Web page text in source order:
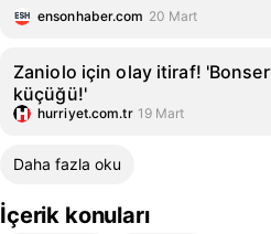
ensonhaber.com 20 Mart
Zaniolo için olay itiraf!
küçüğü!'
hurriyet.com.tr 19 Mart
Daha fazla oku
İçerik konuları